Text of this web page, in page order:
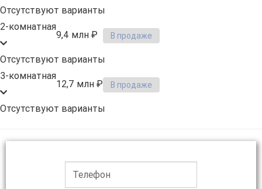
Отсутствуют варианты
2-комнатная
9,4 млн ₽ В продаже
Отсутствуют варианты
3-комнатная
12,7 млн ₽ В продаже
Отсутствуют варианты